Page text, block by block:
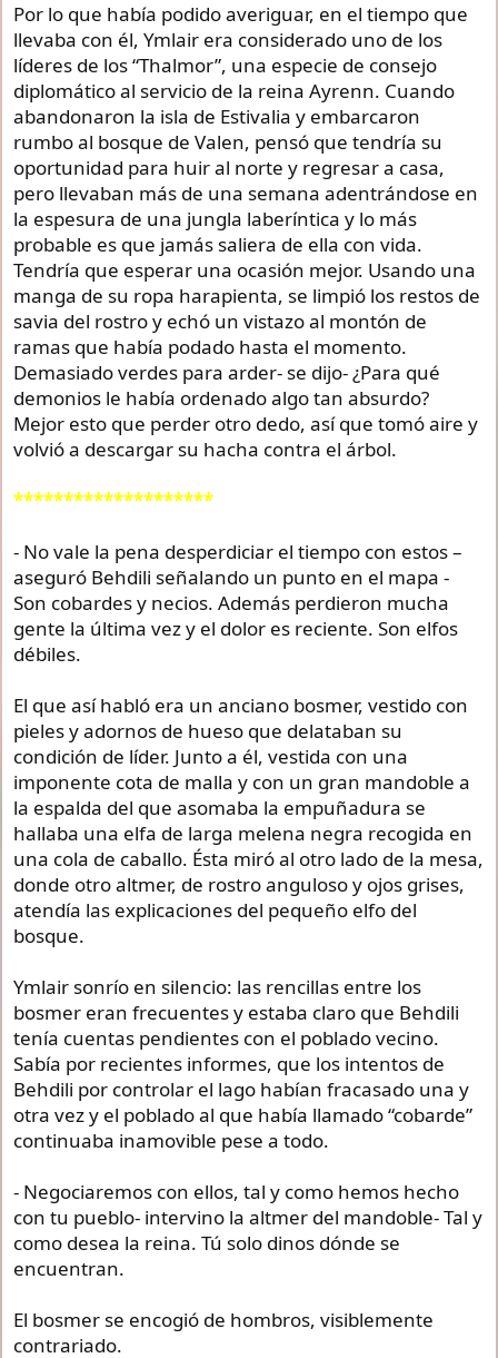
Por lo que había podido averiguar, en el tiempo que
llevaba con él, Ymlair era considerado uno de los
líderes de los “Thalmor”, una especie de consejo
diplomático al servicio de la reina Ayrenn. Cuando
abandonaron la isla de Estivalia y embarcaron
rumbo al bosque de Valen, pensó que tendría su
oportunidad para huir al norte y regresar a casa,
pero llevaban más de una semana adentrándose en
la espesura de una jungla laberíntica y lo más
probable es que jamás saliera de ella con vida.
Tendría que esperar una ocasión mejor. Usando una
manga de su ropa harapienta, se limpió los restos de
savia del rostro y echó un vistazo al montón de
ramas que había podado hasta el momento.
Demasiado verdes para arder- se dijo- ¿Para qué
demonios le había ordenado algo tan absurdo?
Mejor esto que perder otro dedo, así que tomó aire y
volvió a descargar su hacha contra el árbol.
********************
- No vale la pena desperdiciar el tiempo con estos –
aseguró Behdili señalando un punto en el mapa -
Son cobardes y necios. Además perdieron mucha
gente la última vez y el dolor es reciente. Son elfos
débiles.
El que así habló era un anciano bosmer, vestido con
pieles y adornos de hueso que delataban su
condición de líder. Junto a él, vestida con una
imponente cota de malla y con un gran mandoble a
la espalda del que asomaba la empuñadura se
hallaba una elfa de larga melena negra recogida en
una cola de caballo. Ésta miró al otro lado de la mesa,
donde otro altmer, de rostro anguloso y ojos grises,
atendía las explicaciones del pequeño elfo del
bosque.
Ymlair sonrío en silencio: las rencillas entre los
bosmer eran frecuentes y estaba claro que Behdili
tenía cuentas pendientes con el poblado vecino.
Sabía por recientes informes, que los intentos de
Behdili por controlar el lago habían fracasado una y
otra vez y el poblado al que había llamado “cobarde”
continuaba inamovible pese a todo.
- Negociaremos con ellos, tal y como hemos hecho
con tu pueblo- intervino la altmer del mandoble- Tal y
como desea la reina. Tú solo dinos dónde se
encuentran.
El bosmer se encogió de hombros, visiblemente
contrariado.